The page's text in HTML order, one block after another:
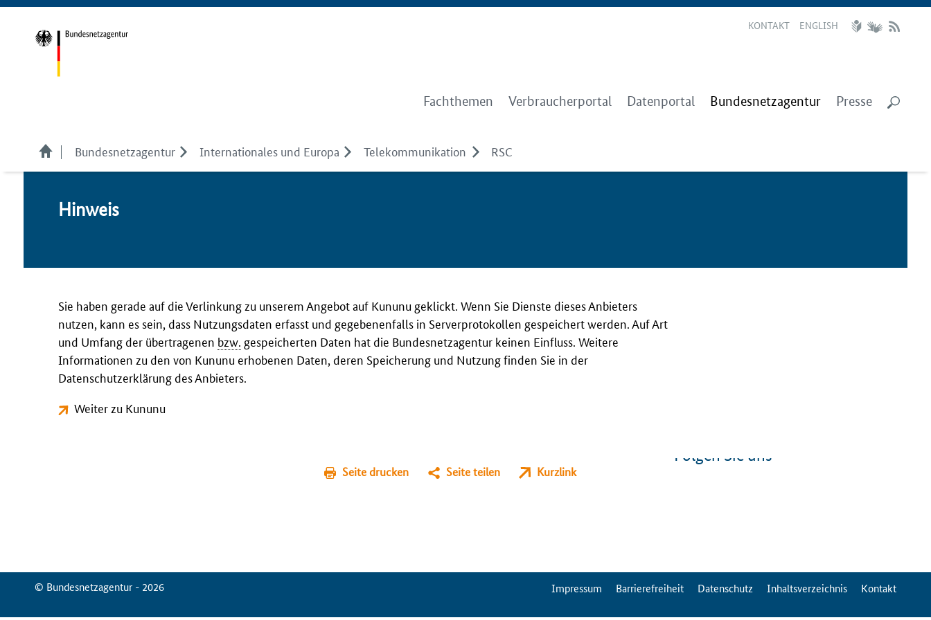
KONTAKT ENGLISH
Fachthemen Verbraucherportal Datenportal Bundesnetzagentur Presse
Bundesnetzagentur Internationales und Europa Telekommunikation RSC
Hin­weis
Sie haben gerade auf die Verlinkung zu unserem Angebot auf Kununu geklickt. Wenn Sie Dienste dieses Anbieters
nutzen, kann es sein, dass Nutzungsdaten erfasst und gegebenenfalls in Serverprotokollen gespeichert werden. Auf Art
und Umfang der übertragenen bzw. gespeicherten Daten hat die Bundesnetzagentur keinen Einfluss. Weitere
Informationen zu den von Kununu erhobenen Daten, deren Speicherung und Nutzung finden Sie in der
Datenschutzerklärung des Anbieters.
Weiter zu Kununu
Seite drucken Seite teilen Kurzlink
Folgen Sie uns
© Bundesnetzagentur - 2026 ServiceMenuImpressum Barrierefreiheit Datenschutz Inhaltsverzeichnis Kontakt